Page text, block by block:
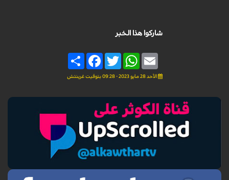
شاركوا هذا الخبر
Share
FacebookTwitter
WhatsAppEmail
الأحد 28 مايو 2023 - 09:28 بتوقيت غرينتش